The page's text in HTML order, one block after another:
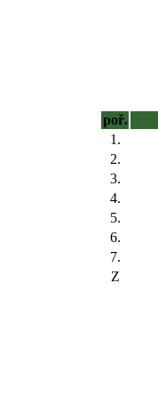
poř.
1.
2.
3.
4.
5.
6.
7.
Z